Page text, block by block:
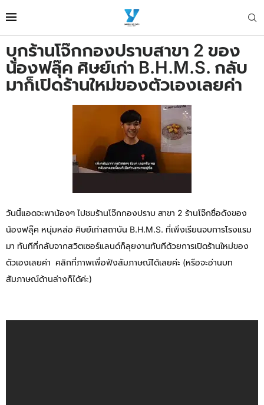
บุกร้านโจ๊กกองปราบสาขา 2 ของ
น้องฟลุ๊ค ศิษย์เก่า B.H.M.S. กลับ
มาก็เปิดร้านใหม่ของตัวเองเลยค่า
วันนี้แอดจะพาน้องๆ ไปชมร้านโจ๊กกองปราบ สาขา 2 ร้านโจ๊กชื่อดังของ
น้องฟลุ๊ค หนุ่มหล่อ ศิษย์เก่าสถาบัน B.H.M.S. ที่เพิ่งเรียนจบการโรงแรม
มา ทันทีที่กลับจากสวิตเซอร์แลนด์ก็ลุยงานทันทีด้วยการเปิดร้านใหม่ของ
ตัวเองเลยค่า คลิกที่ภาพเพื่อฟังสัมภาษณ์ได้เลยค่ะ (หรือจะอ่านบท
สัมภาษณ์ด้านล่างก็ได้ค่ะ)